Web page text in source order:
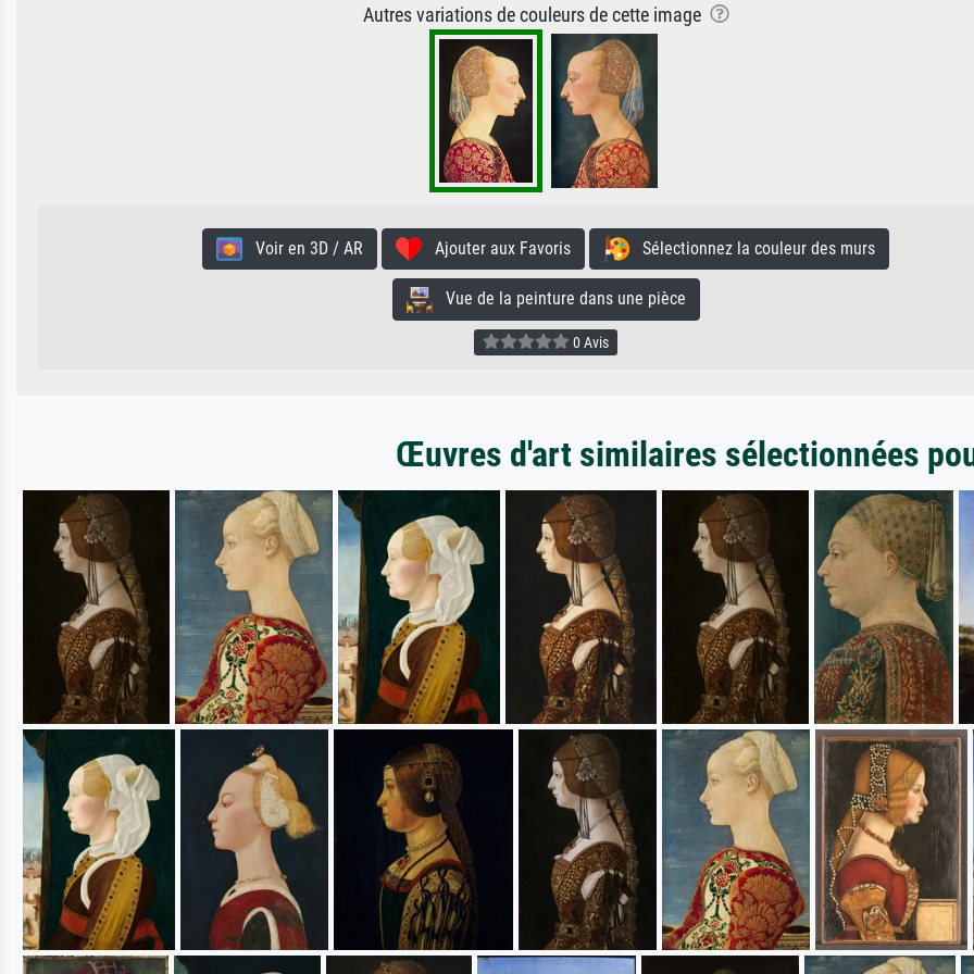
Autres variations de couleurs de cette image
Voir en 3D / AR Ajouter aux Favoris Sélectionnez la couleur des murs
Vue de la peinture dans une pièce
0 Avis
Œuvres d'art similaires sélectionnées